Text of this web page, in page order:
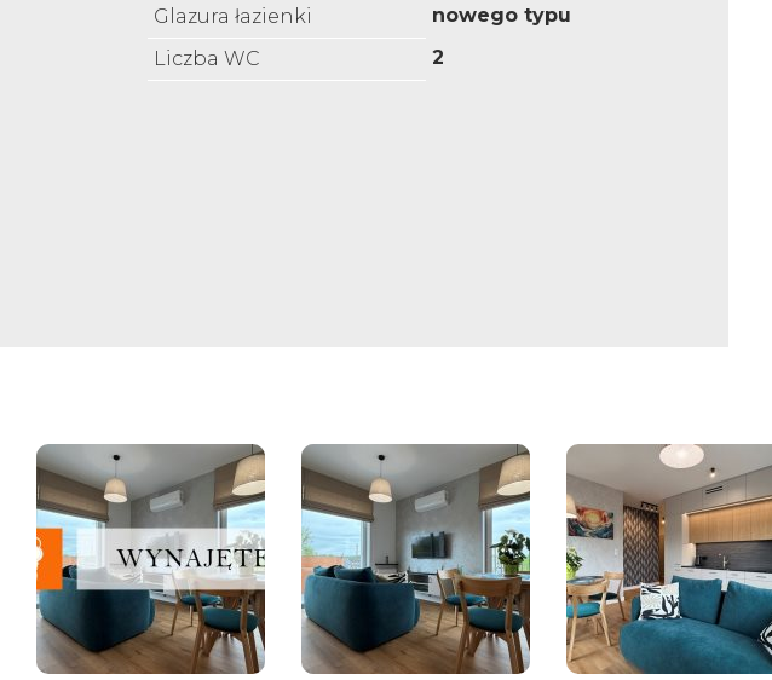
Glazura łazienki
nowego typu
Liczba WC
2